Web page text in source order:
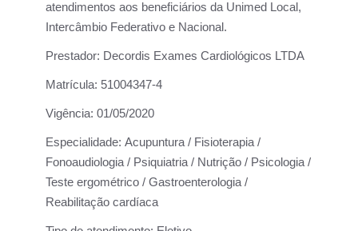
atendimentos aos beneficiários da Unimed Local,
Intercâmbio Federativo e Nacional.
Prestador: Decordis Exames Cardiológicos LTDA
Matrícula: 51004347-4
Vigência: 01/05/2020
Especialidade: Acupuntura / Fisioterapia /
Fonoaudiologia / Psiquiatria / Nutrição / Psicologia /
Teste ergométrico / Gastroenterologia /
Reabilitação cardíaca